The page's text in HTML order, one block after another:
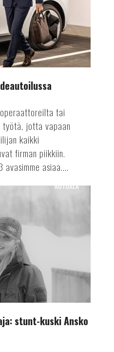
tai
jotta vapaan
kaikki
firman piikkiin.
asiaa....
AUTOALA
stunt-kuski Ansko